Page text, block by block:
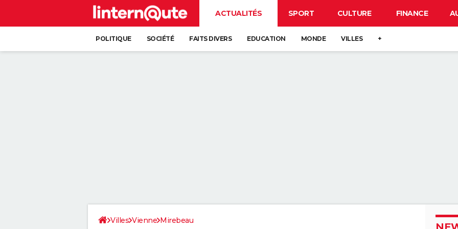
ACTUALITÉS SPORT CULTURE FINANCE
POLITIQUE SOCIÉTÉ FAITS DIVERS EDUCATION MONDE VILLES +
Villes Vienne Mirebeau